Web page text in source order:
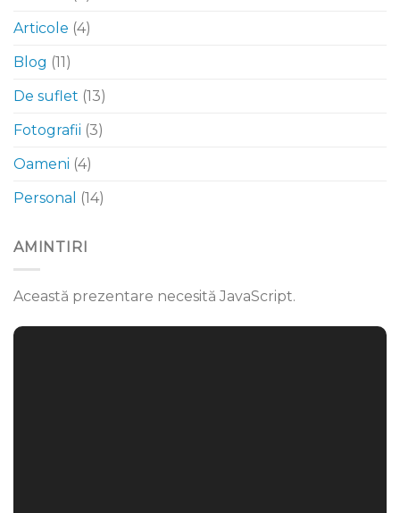
Articole (4)
Blog (11)
De suflet (13)
Fotografii (3)
Oameni (4)
Personal
(14)
AMINTIRI
Această prezentare necesită JavaScript.